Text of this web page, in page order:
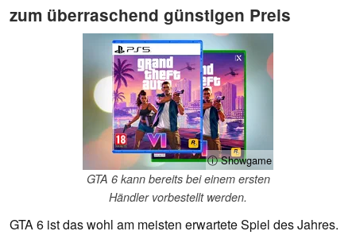
zum überraschend günstigen Preis
ⓘ Showgame
GTA 6 kann bereits bei einem ersten
Händler vorbestellt werden.
GTA 6 ist das wohl am meisten erwartete Spiel des Jahres.